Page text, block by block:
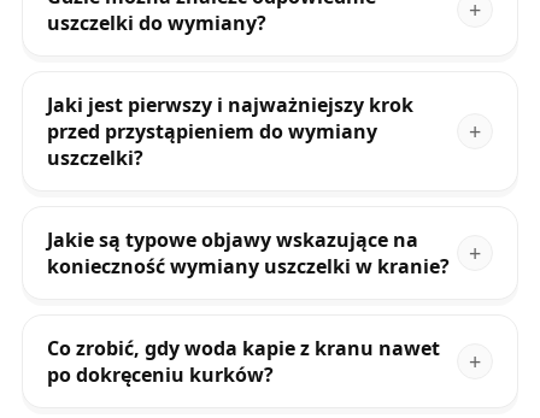
uszczelki do wymiany?
Jaki jest pierwszy i najważniejszy krok
przed przystąpieniem do wymiany
uszczelki?
Jakie są typowe objawy wskazujące na
konieczność wymiany uszczelki w kranie?
Co zrobić, gdy woda kapie z kranu nawet
po dokręceniu kurków?